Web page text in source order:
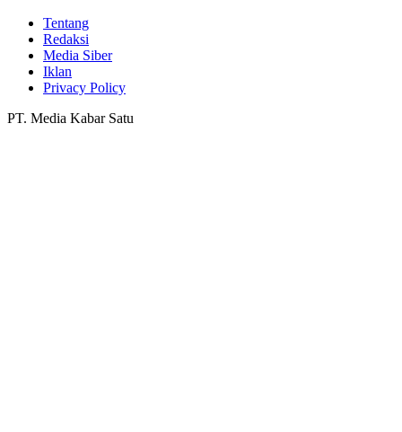
Tentang
Redaksi
Media Siber
Iklan
Privacy Policy
PT. Media Kabar Satu